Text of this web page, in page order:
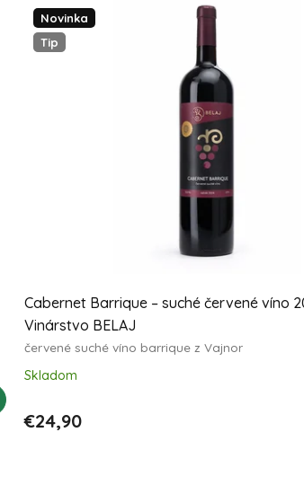
Novinka
Tip
Cabernet Barrique – suché červené víno
Vinárstvo BELAJ
červené suché víno barrique z Vajnor
Skladom
€24,90